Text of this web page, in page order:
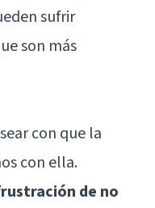
sufrir
son más
con que la
con ella.
de no